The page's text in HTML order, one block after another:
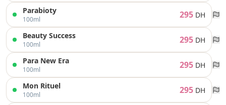
Parabioty
100ml 295 DH
Beauty Success
100ml 295 DH
Para New Era
100ml 295 DH
Mon Rituel
100ml 295 DH